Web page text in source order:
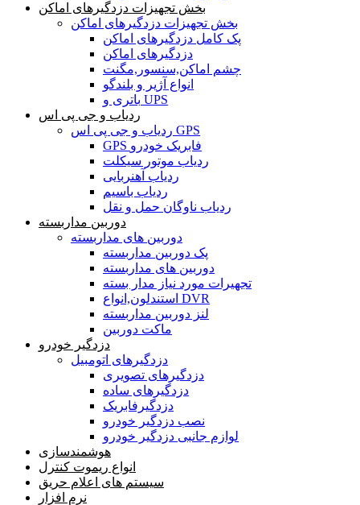
بخش تجهیزات دزدگیرهای اماکن
بخش تجهیزات دزدگیرهای اماکن
پک کامل دزدگیرهای اماکن
دزدگیرهای اماکن
چشم اماکن,سنسور,مگنت
انواع آژیر و بلندگو
باتری و UPS
ردیاب و جی پی اس
ردیاب و جی پی اس GPS
GPS فابریک خودرو
ردیاب موتور سیکلت
ردیاب آهنربایی
ردیاب باسیم
ردیاب ناوگان حمل و نقل
دوربین مداربسته
دوربین های مداربسته
پک دوربین مداربسته
دوربین های مداربسته
تجهیرات مورد نیاز مدار بسته
استندلون,انواع DVR
لنز دوربین مداربسته
ماکت دوربین
دزدگیر خودرو
دزدگیرهای اتومبیل
دزدگیرهای تصویری
دزدگیرهای ساده
دزدگیرفابریک
نصب دزدگیر خودرو
لوازم جانبی دزدگیر خودرو
هوشمندسازی
انواع ریموت کنترل
سیستم های اعلام حریق
نرم افزار